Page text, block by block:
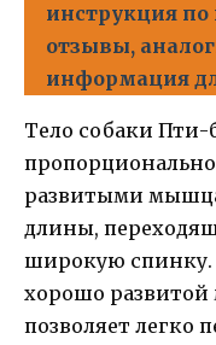
инструкция
отзывы,
информация
Тело собаки Пти-
развитыми
длины,
широкую спинку.
хорошо развитой
позволяет легко